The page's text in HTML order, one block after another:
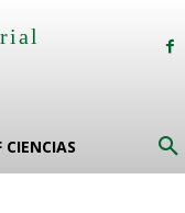
CIENCIAS